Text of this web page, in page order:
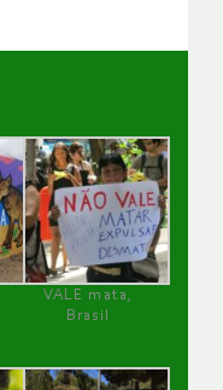
VALE mata,
Brasil